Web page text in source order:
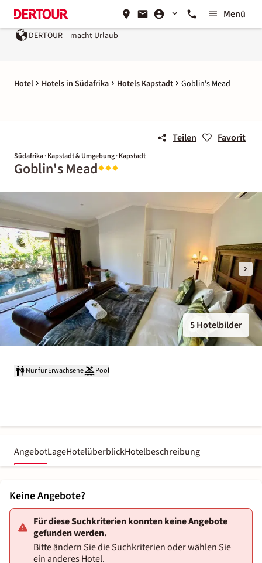
Menü
DERTOUR – macht Urlaub
Hotel Hotels in Südafrika Hotels Kapstadt Goblin's Mead
Teilen Favorit
Südafrika · Kapstadt & Umgebung · Kapstadt
Goblin's Mead
5 Hotelbilder
Nur für Erwachsene Pool
AngebotLageHotelüberblickHotelbeschreibung
Keine Angebote?
Für diese Suchkriterien konnten keine Angebote
gefunden werden.
Bitte ändern Sie die Suchkriterien oder wählen Sie
ein anderes Hotel.